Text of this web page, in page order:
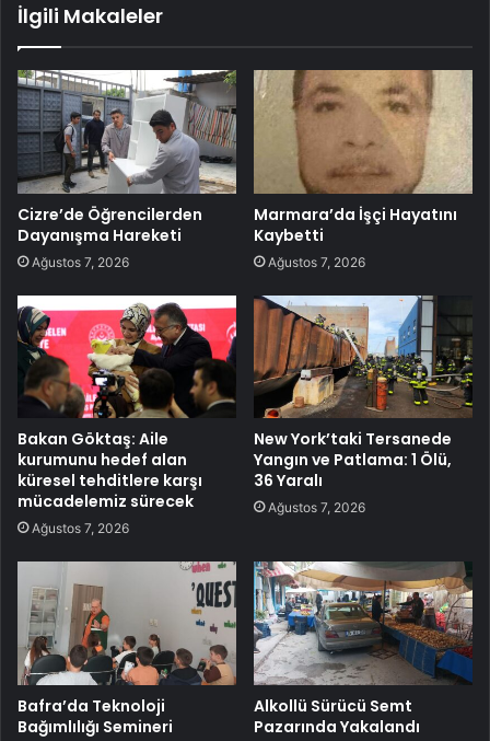
İlgili Makaleler
Cizre’de Öğrencilerden
Dayanışma Hareketi
Ağustos 7, 2026
Marmara’da İşçi Hayatını
Kaybetti
Ağustos 7, 2026
Bakan Göktaş: Aile
kurumunu hedef alan
küresel tehditlere karşı
mücadelemiz sürecek
Ağustos 7, 2026
New York’taki Tersanede
Yangın ve Patlama: 1 Ölü,
36 Yaralı
Ağustos 7, 2026
Bafra’da Teknoloji
Bağımlılığı Semineri
Alkollü Sürücü Semt
Pazarında Yakalandı